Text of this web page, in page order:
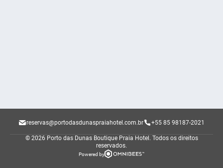
reservas@portodasdunaspraiahotel.com.br +55 85 98187-2021
© 2026 Porto das Dunas Boutique Praia Hotel. Todos os direitos
reservados.
Powered by